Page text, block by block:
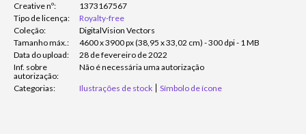
Creative nº:
1373167567
Tipo de licença:
Royalty-free
Coleção:
DigitalVision Vectors
Tamanho máx.:
4600 x 3900 px (38,95 x 33,02 cm) - 300 dpi - 1 MB
Data do upload:
28 de fevereiro de 2022
Inf. sobre
autorização:
Não é necessária uma autorização
Categorias: Ilustrações de stock Símbolo de ícone